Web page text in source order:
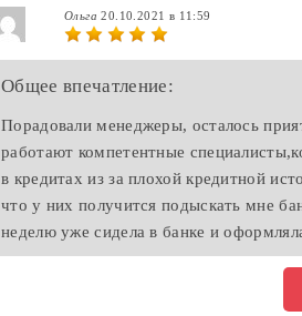
Ольга20.10.2021 в 11:59
Общее впечатление:
Порадовали менеджеры, осталось
работают компетентные
в кредитах из за плохой кредитной
что у них получится подыскать мне
неделю уже сидела в банке и